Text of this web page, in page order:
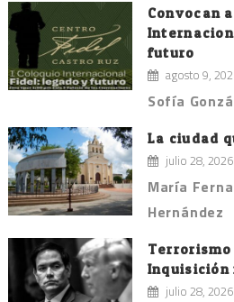
Convocan
futuro
agosto 9,
Sofía
La ciudad
julio 28, 2026
María
Hernández
Inquisición
julio 28, 2026